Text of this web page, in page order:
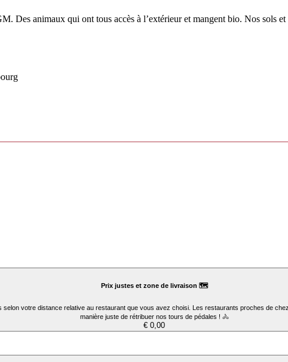
Des animaux qui ont tous accès à l’extérieur et mangent bio. Nos sols
Prix justes et zone de livraison 🗺️
votre distance relative au restaurant que vous avez choisi. Les restaurants proches de
manière juste de rétribuer nos tours de pédales ! 🚴
€ 0,00